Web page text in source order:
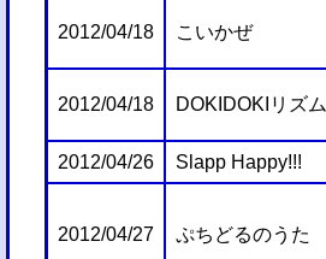
2012/04/18 こいかぜ
2012/04/18 DOKIDOKIリズム
2012/04/26 Slapp Happy!!!
2012/04/27 ぷちどるのうた